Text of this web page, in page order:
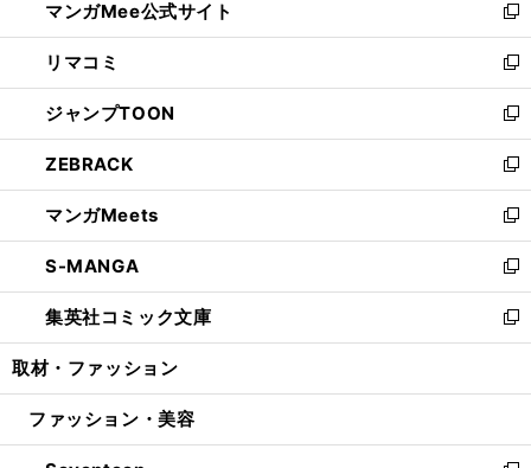
く
ド
ウ
で
開
く
ィ
ン
ド
ウ
で
開
く
い
ウ
ィ
ン
ド
ウ
で
開
く
マンガMee公式サイト
新
し
い
ウ
ィ
ン
ド
ウ
で
開
く
リマコミ
新
し
い
ウ
ィ
ン
ド
ウ
で
開
く
ジャンプTOON
新
し
い
ウ
ィ
ン
ド
ウ
で
開
ZEBRACK
新
し
い
ウ
ィ
ン
ド
ウ
開
マンガMeets
新
し
い
ウ
ィ
ン
ウ
開
S-MANGA
新
し
い
ウ
ン
ウ
集英社コミック文庫
新
し
ウ
ン
取材・ファッション
ファッション・美容